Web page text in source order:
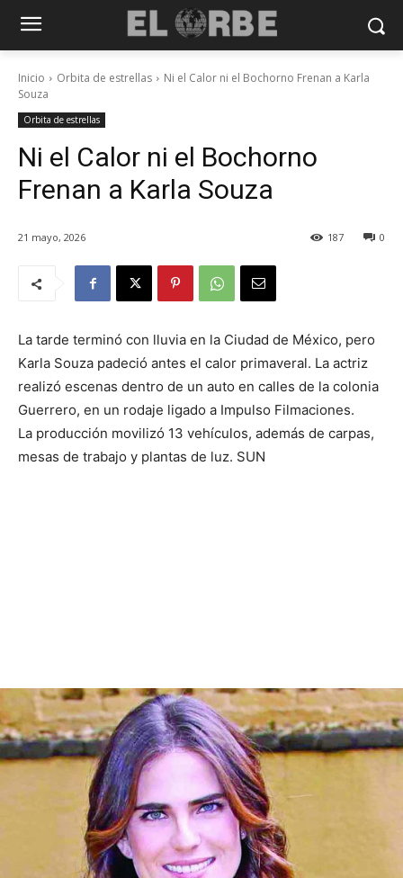
Inicio Orbita de estrellas
Ni el Calor ni el Bochorno Frenan a Karla
Souza
Orbita de estrellas
Ni el Calor ni el Bochorno
Frenan a Karla Souza
21 mayo, 2026 0
187
La tarde terminó con lluvia en la Ciudad de México, pero
Karla Souza padeció antes el calor primaveral. La actriz
realizó escenas dentro de un auto en calles de la colonia
Guerrero, en un rodaje ligado a Impulso Filmaciones.
La producción movilizó 13 vehículos, además de carpas,
mesas de trabajo y plantas de luz. SUN